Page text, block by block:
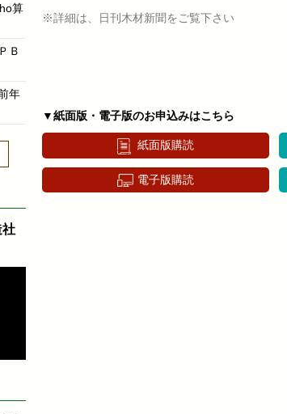
※詳細は、日刊木材新聞をご覧下さい
▼紙面版・電子版のお申込みはこちら
紙面版購読
電子版購読
算
Ｂ
年
社